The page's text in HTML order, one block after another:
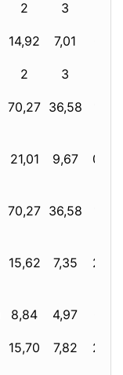
2 3
14,92 7,01
2 3
70,27 36,58
21,01 9,67 0,26
70,27 36,58
15,62 7,35 2,20
8,84 4,97
15,70 7,82 2,27